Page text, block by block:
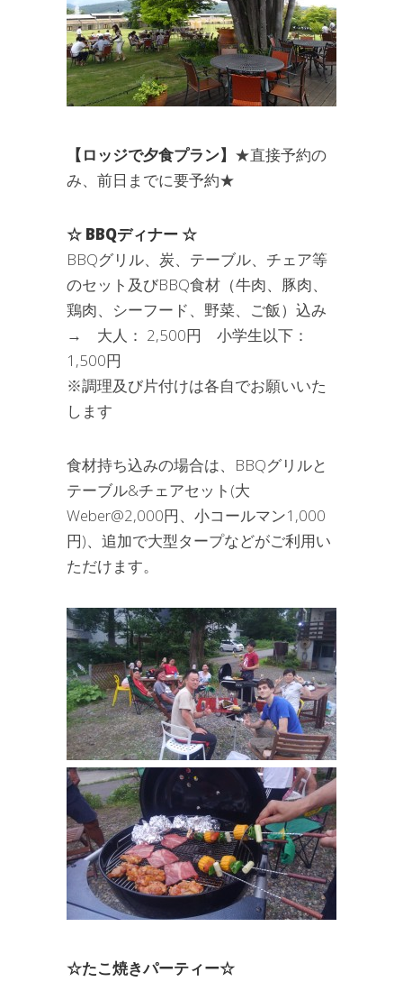
【ロッジで夕食プラン】 ★直接予約の
み、前日までに要予約★
☆ BBQディナー ☆
BBQグリル、炭、テーブル、チェア等
のセット及びBBQ食材（牛肉、豚肉、
鶏肉、シーフード、野菜、ご飯）込み
→ 大人： 2,500円 小学生以下：
1,500円
※調理及び片付けは各自でお願いいた
します
食材持ち込みの場合は、BBQグリルと
テーブル&チェアセット(大
Weber@2,000円、小コールマン1,000
円)、追加で大型タープなどがご利用い
ただけます。
☆たこ焼きパーティー☆